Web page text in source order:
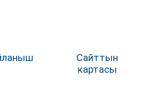
Сайттын
картасы